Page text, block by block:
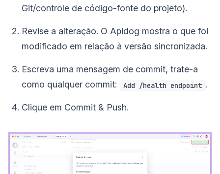
Git/controle de código-fonte do projeto).
Revise a alteração. O Apidog mostra o que foi
modificado em relação à versão sincronizada.
Escreva uma mensagem de commit, trate-a
como qualquer commit:
Add /health endpoint .
Clique em Commit & Push.